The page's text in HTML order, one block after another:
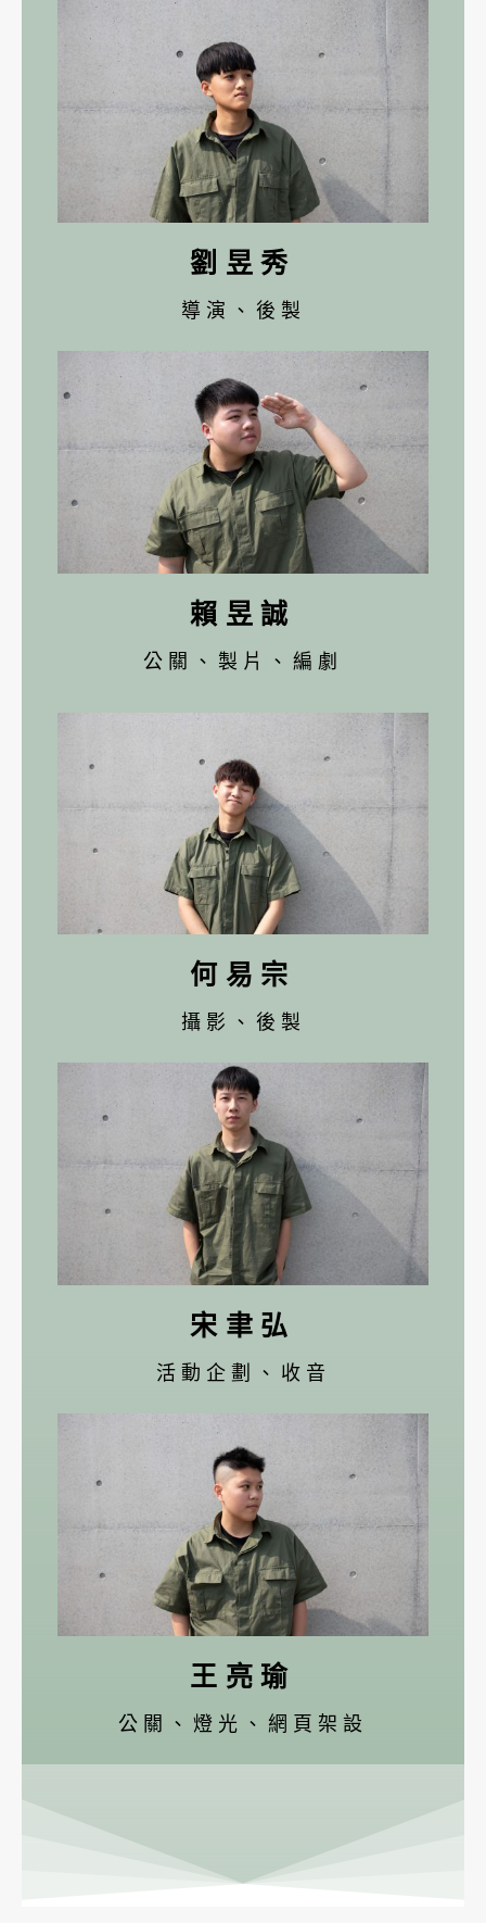
劉昱秀
導演、後製
賴昱誠
公關、製片、編劇
何易宗
攝影、後製
宋聿弘
活動企劃、收音
王亮瑜
公關、燈光、網頁架設